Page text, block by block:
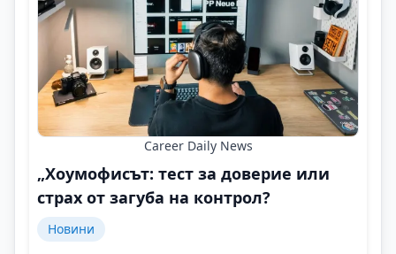
Career Daily News
„Хоумофисът: тест за доверие или
страх от загуба на контрол?
Новини